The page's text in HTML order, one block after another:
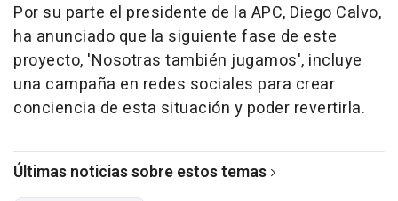
Por su parte el presidente de la APC, Diego Calvo,
ha anunciado que la siguiente fase de este
proyecto, 'Nosotras también jugamos', incluye
una campaña en redes sociales para crear
conciencia de esta situación y poder revertirla.
Últimas noticias sobre estos temas